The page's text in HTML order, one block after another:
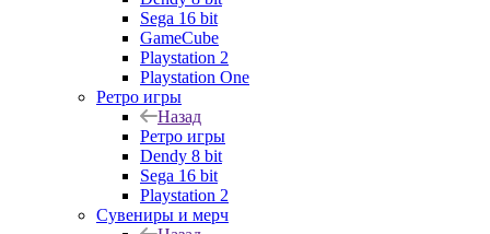
Sega 16 bit
GameCube
Playstation 2
Playstation One
Ретро игры
Назад
Ретро игры
Dendy 8 bit
Sega 16 bit
Playstation 2
Сувениры и мерч